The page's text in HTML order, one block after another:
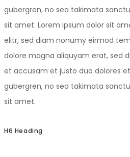
gubergren, no sea takimata
sit amet. Lorem ipsum dolor sit
elitr, sed diam nonumy eirmod
dolore magna aliquyam erat, sed
et accusam et justo duo dolores
gubergren, no sea takimata
sit amet.
H6 Heading